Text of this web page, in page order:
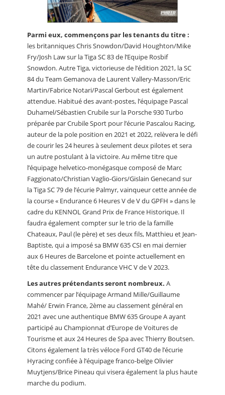
Parmi eux, commençons par les tenants du titre :
les britanniques Chris Snowdon/David Houghton/Mike
Fry/Josh Law sur la Tiga SC 83 de l’Equipe Rosbif
Snowdon. Autre Tiga, victorieuse de l’édition 2021, la SC
84 du Team Gemanova de Laurent Vallery-Masson/Eric
Martin/Fabrice Notari/Pascal Gerbout est également
attendue. Habitué des avant-postes, l’équipage Pascal
Duhamel/Sébastien Crubile sur la Porsche 930 Turbo
préparée par Crubile Sport pour l’écurie Pascalou Racing,
auteur de la pole position en 2021 et 2022, relèvera le défi
de courir les 24 heures à seulement deux pilotes et sera
un autre postulant à la victoire. Au même titre que
l’équipage helvetico-monégasque composé de Marc
Faggionato/Christian Vaglio-Giors/Gislain Genecand sur
la Tiga SC 79 de l’écurie Palmyr, vainqueur cette année de
la course « Endurance 6 Heures V de V du GPFH » dans le
cadre du KENNOL Grand Prix de France Historique. Il
faudra également compter sur le trio de la famille
Chateaux, Paul (le père) et ses deux fils, Matthieu et Jean-
Baptiste, qui a imposé sa BMW 635 CSI en mai dernier
aux 6 Heures de Barcelone et pointe actuellement en
tête du classement Endurance VHC V de V 2023.
Les autres prétendants seront nombreux. A
commencer par l’équipage Armand Mille/Guillaume
Mahé/ Erwin France, 2ème au classement général en
2021 avec une authentique BMW 635 Groupe A ayant
participé au Championnat d’Europe de Voitures de
Tourisme et aux 24 Heures de Spa avec Thierry Boutsen.
Citons également la très véloce Ford GT40 de l’écurie
Hyracing confiée à l’équipage franco-belge Olivier
Muytjens/Brice Pineau qui visera également la plus haute
marche du podium.